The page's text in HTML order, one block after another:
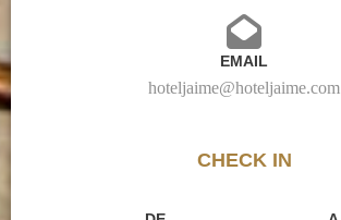
EMAIL
hoteljaime@hoteljaime.com
CHECK IN